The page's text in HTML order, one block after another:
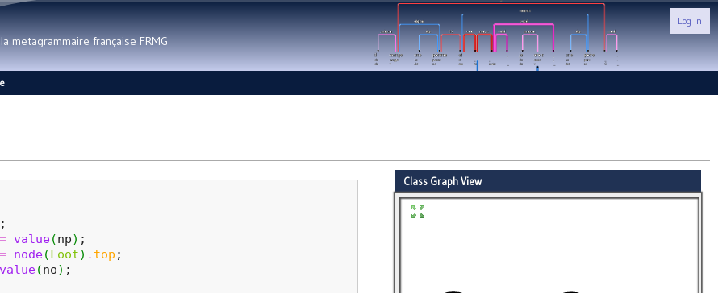
metagrammaire française FRMG
Log In
;
= value(np) ;
= node(Foot) . top ;
(no) ;
Class Graph View